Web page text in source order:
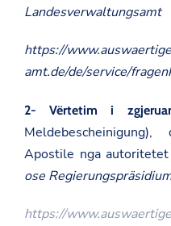
Landesverwaltungsamt
https://
amt.de/de/service/
2- Vërtetim i
Meldebescheinigung),
Apostile nga
ose
https://